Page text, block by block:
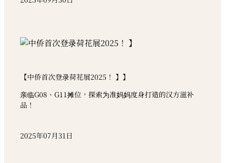
【中侨首次登录荷花展2025！ 】】
亲临G08、G11摊位，探索为准妈妈度身打造的汉方滋补
品！
2025年07月31日